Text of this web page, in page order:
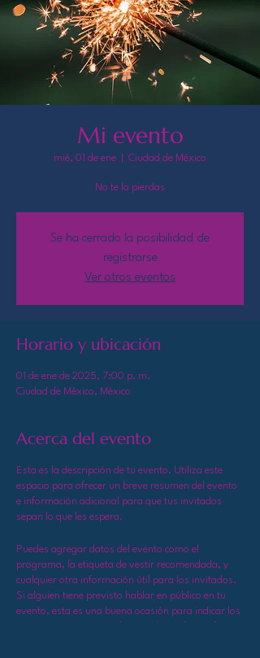
Mi evento
mié, 01 de ene Ciudad de México
No te lo pierdas
Se ha cerrado la posibilidad de
registrarse
Ver otros eventos
Horario y ubicación
01 de ene de 2025, 7:00 p. m.
Ciudad de México, México
Acerca del evento
Esta es la descripción de tu evento. Utiliza este
espacio para ofrecer un breve resumen del evento
e información adicional para que tus invitados
sepan lo que les espera.
Puedes agregar datos del evento como el
programa, la etiqueta de vestir recomendada, y
cualquier otra información útil para los invitados.
Si alguien tiene previsto hablar en público en tu
evento, esta es una buena ocasión para indicar los